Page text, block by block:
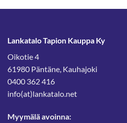
Lankatalo Tapion Kauppa Ky
Oikotie 4
61980 Päntäne, Kauhajoki
0400 362 416
info(at)lankatalo.net
Myymälä avoinna: